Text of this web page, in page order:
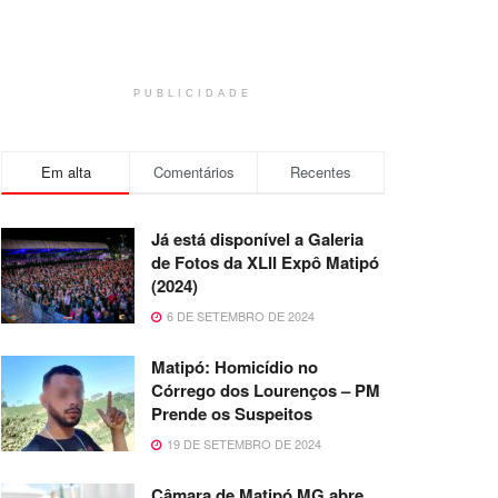
PUBLICIDADE
Em alta Comentários Recentes
Já está disponível a Galeria
de Fotos da XLII Expô Matipó
(2024)
6 DE SETEMBRO DE 2024
Matipó: Homicídio no
Córrego dos Lourenços – PM
Prende os Suspeitos
19 DE SETEMBRO DE 2024